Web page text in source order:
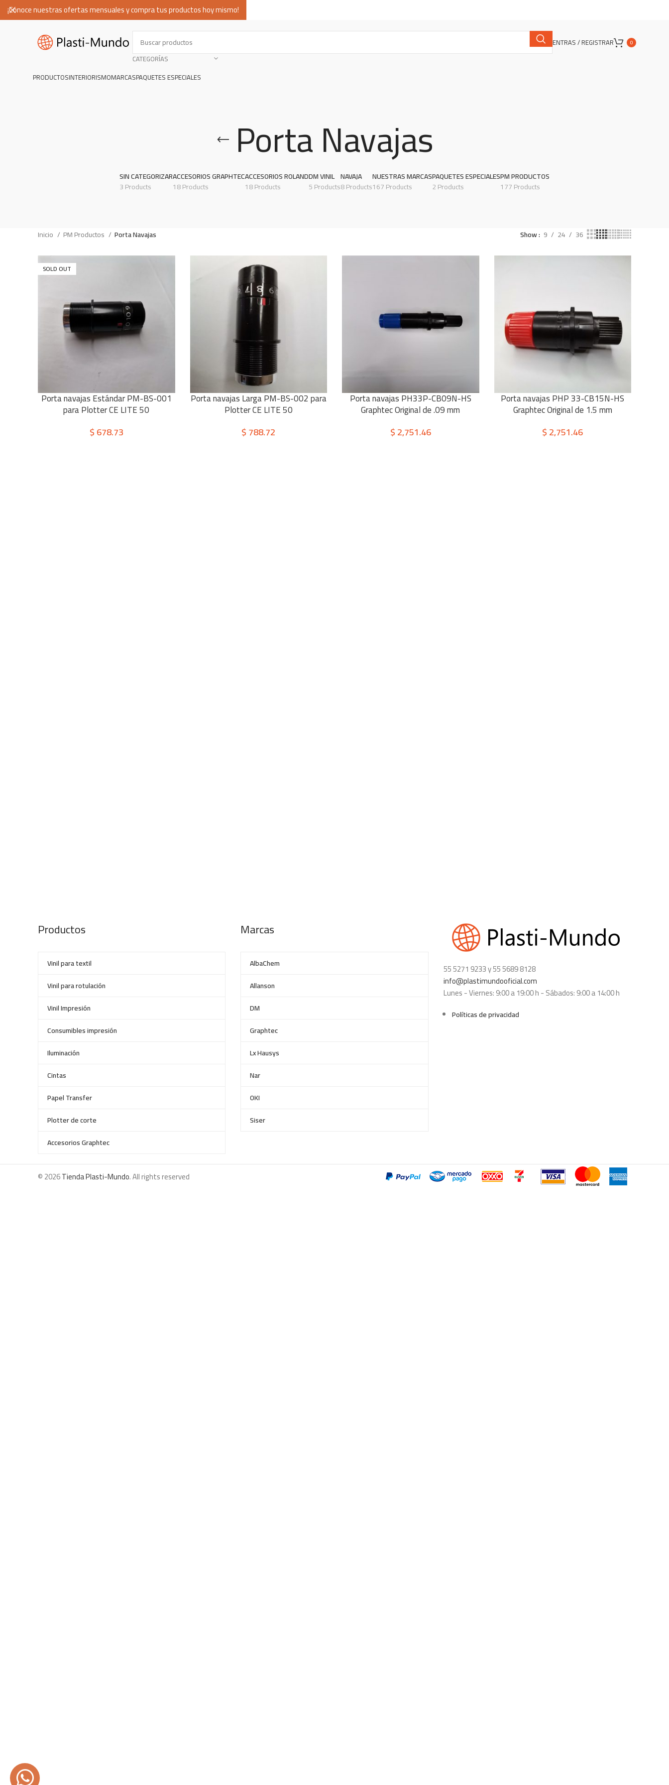
CATEGORÍAS
ENTRAS / REGISTRAR 0
PRODUCTOSINTERIORISMOMARCASPAQUETES ESPECIALES
Porta Navajas
SIN CATEGORIZAR
3 Products
ACCESORIOS GRAPHTEC
18 Products
ACCESORIOS ROLAND
18 Products
DM VINIL
5 Products
NAVAJA
8 Products
NUESTRAS MARCAS
167 Products
PAQUETES ESPECIALES
2 Products
PM PRODUCTOS
177 Products
Inicio PM Productos Porta Navajas Show 9 24 36
SOLD OUT
LEER MÁS
Porta navajas Estándar PM-BS-001
para Plotter CE LITE 50
$678.73
AÑADIR AL CARRITO
Porta navajas Larga PM-BS-002 para
Plotter CE LITE 50
$788.72
AÑADIR AL CARRITO
Porta navajas PH33P-CB09N-HS
Graphtec Original de .09 mm
$2,751.46
AÑADIR AL CARRITO
Porta navajas PHP 33-CB15N-HS
Graphtec Original de 1.5 mm
$2,751.46
Productos
Vinil para textil
Vinil para rotulación
Vinil Impresión
Consumibles impresión
Iluminación
Cintas
Papel Transfer
Plotter de corte
Accesorios Graphtec
Marcas
AlbaChem
Allanson
DM
Graphtec
Lx Hausys
Nar
OKI
Siser
55 5271 9233 y 55 5689 8128
info@plastimundooficial.com
Lunes - Viernes: 9:00 a 19:00 h - Sábados: 9:00 a 14:00 h
Políticas de privacidad
© 2026Tienda Plasti-Mundo. All rights reserved
¡Conoce nuestras ofertas mensuales y compra tus productos hoy mismo!